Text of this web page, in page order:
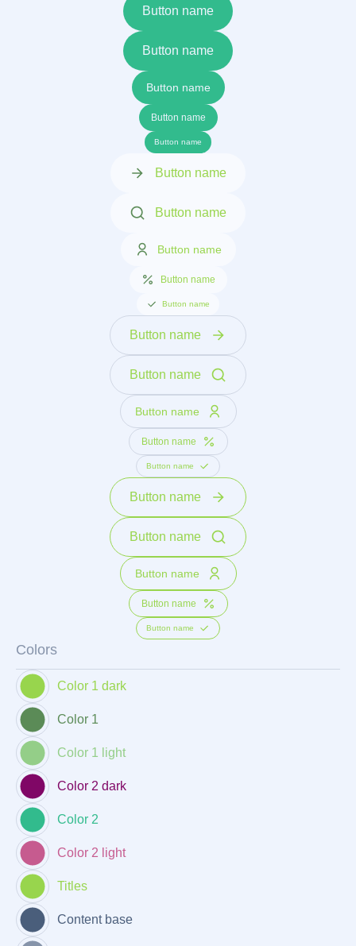
Button name
Button name
Button name
Button name
Button name
Button name
Button name
Button name
Button name
Button name
Button name
Button name
Button name
Button name
Button name
Button name
Button name
Button name
Button name
Button name
Colors
Color 1 dark
Color 1
Color 1 light
Color 2 dark
Color 2
Color 2 light
Titles
Content base